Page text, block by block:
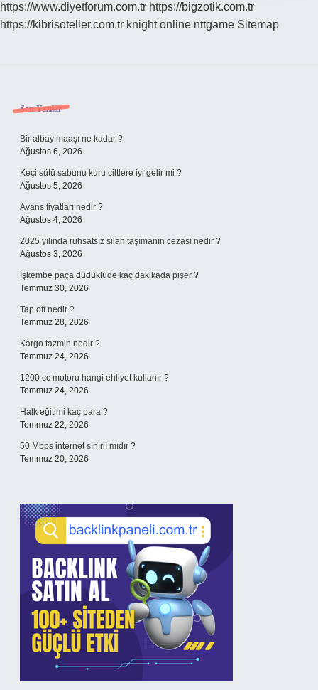
https://www.diyetforum.com.tr https://bigzotik.com.tr
https://kibrisoteller.com.tr knight online nttgame Sitemap
Sidebar
Son Yazılar
Bir albay maaşı ne kadar ?
Ağustos 6, 2026
Keçi sütü sabunu kuru ciltlere iyi gelir mi ?
Ağustos 5, 2026
Avans fiyatları nedir ?
Ağustos 4, 2026
2025 yılında ruhsatsız silah taşımanın cezası nedir ?
Ağustos 3, 2026
İşkembe paça düdüklüde kaç dakikada pişer ?
Temmuz 30, 2026
Tap off nedir ?
Temmuz 28, 2026
Kargo tazmin nedir ?
Temmuz 24, 2026
1200 cc motoru hangi ehliyet kullanır ?
Temmuz 24, 2026
Halk eğitimi kaç para ?
Temmuz 22, 2026
50 Mbps internet sınırlı mıdır ?
Temmuz 20, 2026